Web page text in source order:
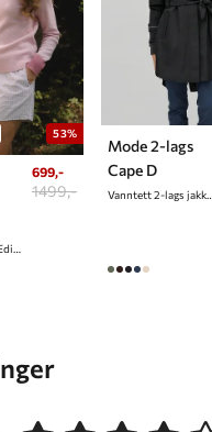
53%
Exclusive Marte Edition
699,-
1499,-
Mode 2-lags
Cape D
Vanntett 2-lags jakke/cape til dame